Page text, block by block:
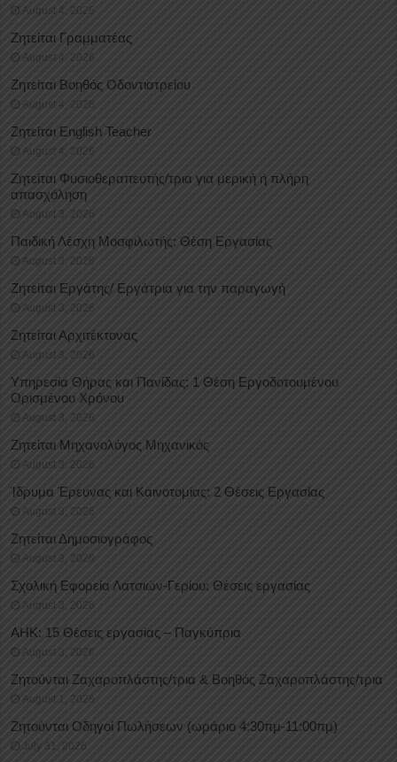
August 4, 2026
Ζητείται Γραμματέας
August 4, 2026
Ζητείται Βοηθός Οδοντιατρείου
August 4, 2026
Ζητείται English Teacher
August 4, 2026
Ζητείται Φυσιοθεραπευτής/τρια για μερική ή πλήρη
απασχόληση
August 3, 2026
Παιδική Λέσχη Μοσφιλωτής: Θέση Εργασίας
August 3, 2026
Ζητείται Εργάτης/ Εργάτρια για την παραγωγή
August 3, 2026
Ζητείται Αρχιτέκτονας
August 3, 2026
Υπηρεσία Θήρας και Πανίδας: 1 Θέση Eργοδοτουμένου
Oρισμένου Xρόνου
August 3, 2026
Ζητείται Μηχανολόγος Μηχανικός
August 3, 2026
Ίδρυμα Έρευνας και Καινοτομίας: 2 Θέσεις Εργασίας
August 3, 2026
Ζητείται Δημοσιογράφος
August 3, 2026
Σχολική Εφορεία Λατσιών-Γερίου: Θέσεις εργασίας
August 3, 2026
ΑΗΚ: 15 Θέσεις εργασίας – Παγκύπρια
August 3, 2026
Ζητούνται Ζαχαροπλάστης/τρια & Βοηθός Ζαχαροπλάστης/τρια
August 1, 2026
Ζητούνται Οδηγοί Πωλήσεων (ωράριο 4:30πμ-11:00πμ)
July 31, 2026